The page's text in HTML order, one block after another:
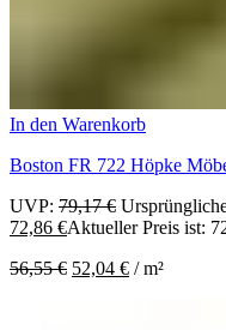
In den Warenkorb
Boston FR 722 Höpke
UVP: 79,17€
72,86 €Aktueller Preis ist:
56,55€ 52,04 € /m²